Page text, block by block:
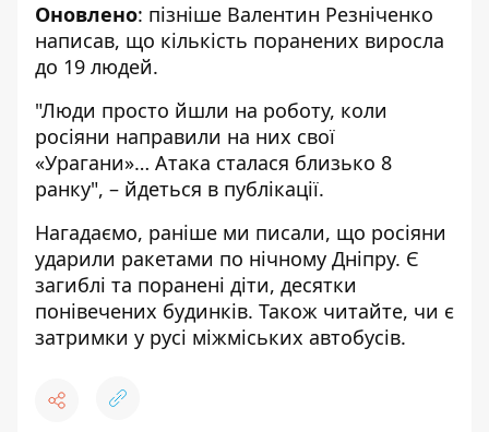
Оновлено: пізніше Валентин Резніченко
написав, що кількість поранених виросла
до 19 людей.
"Люди просто йшли на роботу, коли
росіяни направили на них свої
«Урагани»… Атака сталася близько 8
ранку", – йдеться в публікації.
Нагадаємо, раніше ми писали, що росіяни
ударили ракетами по нічному Дніпру. Є
загиблі та поранені діти, десятки
понівечених будинків. Також читайте, чи є
затримки у русі міжміських автобусів.